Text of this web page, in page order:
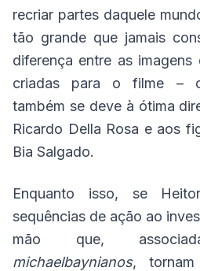
recriar partes daquele
tão grande que jamais
diferença entre as
criadas para o filme –
também se deve à ótima
Ricardo Della Rosa e aos
Bia Salgado.
Enquanto isso, se
sequências de ação ao
mão que,
michaelbaynianos, tornam